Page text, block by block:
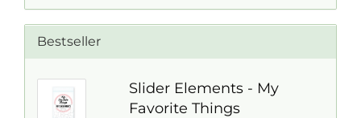
Bestseller
Slider Elements - My
Favorite Things